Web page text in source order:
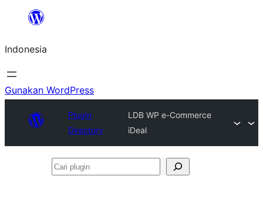
Lewati
konten
Indonesia
Gunakan WordPress
Plugin
Directory
LDB WP e-Commerce
iDeal
Cari